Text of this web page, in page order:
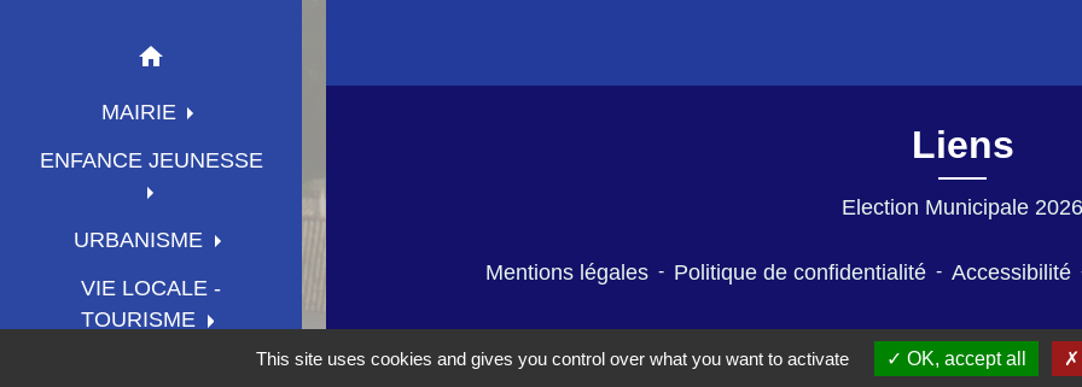
home
MAIRIE
ENFANCE JEUNESSE
URBANISME
VIE LOCALE -
TOURISME
Liens
Election Municipale 2026
Mentions légales - Politique de confidentialité - Accessibilité
Site créé en partenariat avec Réseau
This site uses cookies and gives you control over what you want to activate OK, accept all